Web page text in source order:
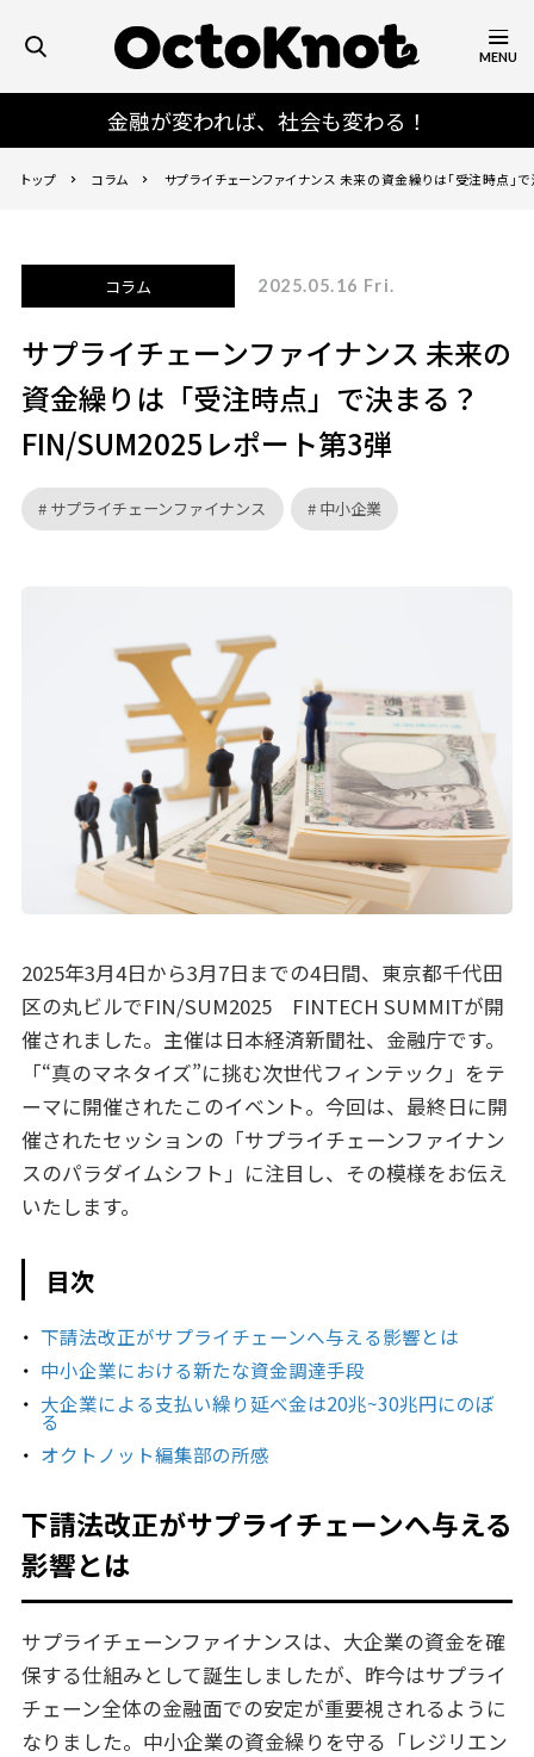
金融が変われば、社会も変わる！
MENU
トップ コラム
サプライチェーンファイナンス 未来の資金繰りは「受注時点」で
コラム 2025.05.16 Fri.
サプライチェーンファイナンス 未来の
資金繰りは「受注時点」で決まる？
FIN/SUM2025レポート第3弾
サプライチェーンファイナンス 中小企業
2025年3月4日から3月7日までの4日間、東京都千代田
区の丸ビルでFIN/SUM2025 FINTECH SUMMITが開
催されました。主催は日本経済新聞社、金融庁です。
「“真のマネタイズ”に挑む次世代フィンテック」をテ
ーマに開催されたこのイベント。今回は、最終日に開
催されたセッションの「サプライチェーンファイナン
スのパラダイムシフト」に注目し、その模様をお伝え
いたします。
目次
下請法改正がサプライチェーンへ与える影響とは
中小企業における新たな資金調達手段
大企業による支払い繰り延べ金は20兆~30兆円にのぼ
る
オクトノット編集部の所感
下請法改正がサプライチェーンへ与える
影響とは
サプライチェーンファイナンスは、大企業の資金を確
保する仕組みとして誕生しましたが、昨今はサプライ
チェーン全体の金融面での安定が重要視されるように
なりました。中小企業の資金繰りを守る「レジリエン